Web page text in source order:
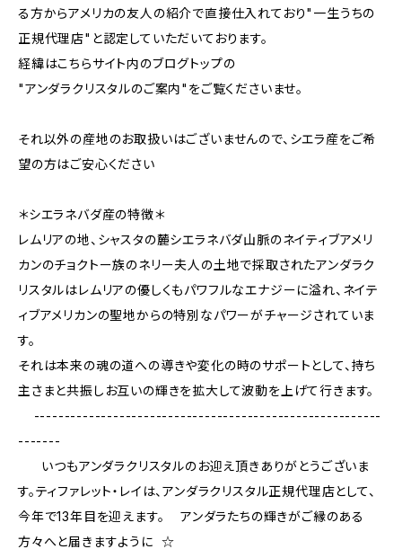
る方からアメリカの友人の紹介で直接仕入れており"一生うちの
正規代理店"と認定していただいております。
経緯はこちらサイト内のブログトップの
"アンダラクリスタルのご案内"をご覧くださいませ。
それ以外の産地のお取扱いはございませんので、シエラ産をご希
望の方はご安心ください
＊シエラネバダ産の特徴＊
レムリアの地、シャスタの麓シエラネバダ山脈のネイティブアメリ
カンのチョクトー族のネリー夫人の土地で採取されたアンダラク
リスタルはレムリアの優しくもパワフルなエナジーに溢れ、ネイテ
ィブアメリカンの聖地からの特別なパワーがチャージされていま
す。
それは本来の魂の道への導きや変化の時のサポートとして、持ち
主さまと共振しお互いの輝きを拡大して波動を上げて行きます。
---------------------------------------------------------
-------
いつもアンダラクリスタルのお迎え頂きありがとうございま
す。ティファレット・レイは、アンダラクリスタル正規代理店として、
今年で13年目を迎えます。 アンダラたちの輝きがご縁のある
方々へと届きますように ☆